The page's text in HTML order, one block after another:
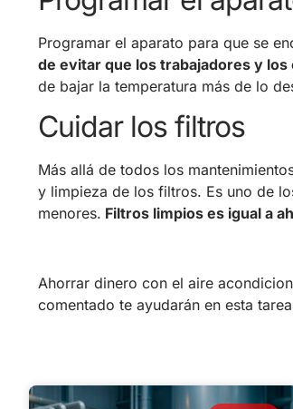
Programar el aparato para que se
de evitar que los trabajadores y
de bajar la temperatura más de lo
Cuidar los filtros
Más allá de todos los
y limpieza de los filtros. Es uno de
menores. Filtros limpios es igual a
Ahorrar dinero con el aire
comentado te ayudarán en esta